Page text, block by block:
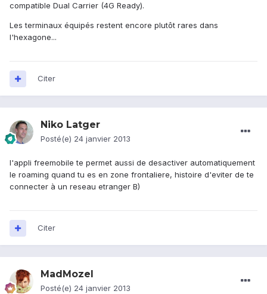
compatible Dual Carrier (4G Ready).
Les terminaux équipés restent encore plutôt rares dans
l'hexagone...
Citer
Niko Latger
Posté(e) 24 janvier 2013
l'appli freemobile te permet aussi de desactiver automatiquement
le roaming quand tu es en zone frontaliere, histoire d'eviter de te
connecter à un reseau etranger B)
Citer
MadMozel
Posté(e) 24 janvier 2013